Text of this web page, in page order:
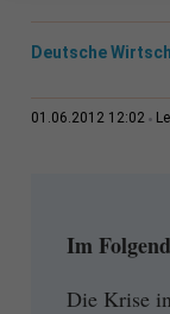
Deutsche
01.06.2012 12:02
Im
Die Krise